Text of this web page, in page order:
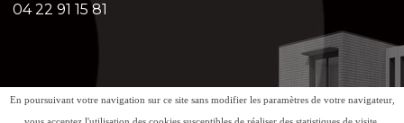
04 22 91 15 81
En poursuivant votre navigation sur ce site sans modifier les paramètres de votre navigateur,